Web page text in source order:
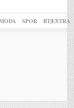
SPOR BT|EXTRA